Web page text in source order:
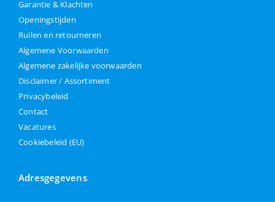
Garantie & Klachten
Openingstijden
Ruilen en retourneren
Algemene Voorwaarden
Algemene zakelijke voorwaarden
Disclaimer / Assortiment
Privacybeleid
Contact
Vacatures
Cookiebeleid (EU)
Adresgegevens